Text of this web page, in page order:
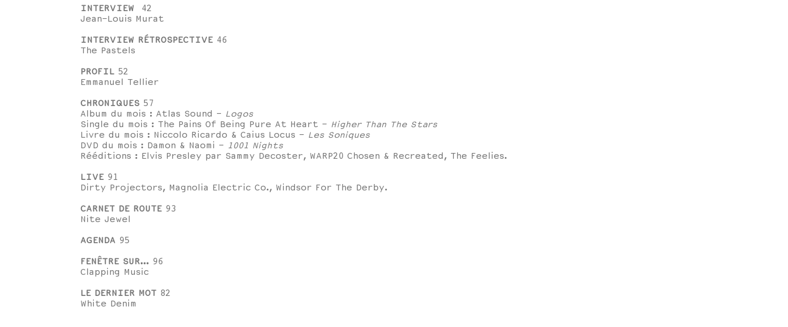
INTERVIEW 42
Jean-Louis Murat
INTERVIEW RÉTROSPECTIVE 46
The Pastels
PROFIL 52
Emmanuel Tellier
CHRONIQUES 57
Album du mois : Atlas Sound - Logos
Single du mois : The Pains Of Being Pure At Heart - Higher Than The Stars
Livre du mois : Niccolo Ricardo & Caius Locus - Les Soniques
DVD du mois : Damon & Naomi - 1001 Nights
Rééditions : Elvis Presley par Sammy Decoster, WARP20 Chosen & Recreated, The Feelies.
LIVE 91
Dirty Projectors, Magnolia Electric Co., Windsor For The Derby.
CARNET DE ROUTE 93
Nite Jewel
AGENDA 95
FENÊTRE SUR... 96
Clapping Music
LE DERNIER MOT 82
White Denim